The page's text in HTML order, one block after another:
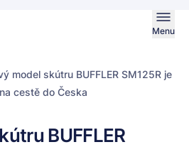
Menu
model skútru BUFFLER SM125R je
cestě do Česka
BUFFLER